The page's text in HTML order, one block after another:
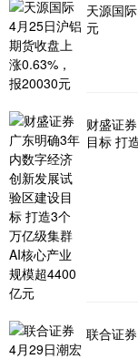
天源国
元
财盛证
目标 打
联合证